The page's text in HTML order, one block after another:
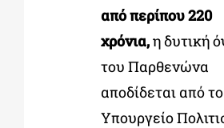
από περίπου 220
χρόνια,η δυτική
του Παρθενώνα
αποδίδεται από το
Υπουργείο